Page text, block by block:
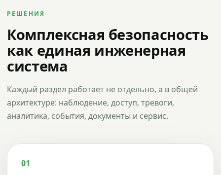
РЕШЕНИЯ
Комплексная безопасность
как единая инженерная
система
Каждый раздел работает не отдельно, а в общей
архитектуре: наблюдение, доступ, тревоги,
аналитика, события, документы и сервис.
01